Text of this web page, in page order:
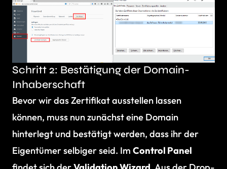
Schritt 2: Bestätigung der Domain-
Inhaberschaft
Bevor wir das Zertifikat ausstellen lassen
können, muss nun zunächst eine Domain
hinterlegt und bestätigt werden, dass ihr der
Eigentümer selbiger seid. Im Control Panel